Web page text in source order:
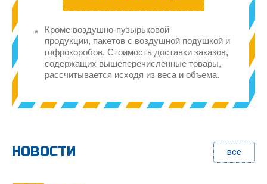
Кроме воздушно-пузырьковой
продукции, пакетов с воздушной подушкой и
гофрокоробов. Стоимость доставки заказов,
содержащих вышеперечисленные товары,
рассчитывается исходя из веса и объема.
НОВОСТИ все